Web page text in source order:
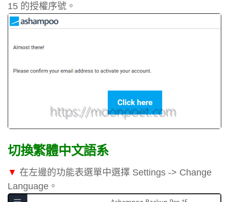
15 的授權序號。
切換繁體中文語系
▼ 在左邊的功能表選單中選擇 Settings -> Change
Language。